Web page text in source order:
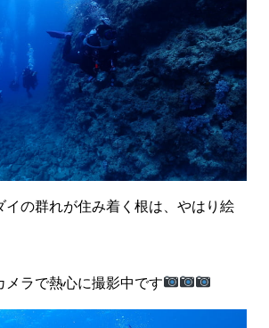
イの群れが住み着く根は、やはり絵
メラで熱心に撮影中です